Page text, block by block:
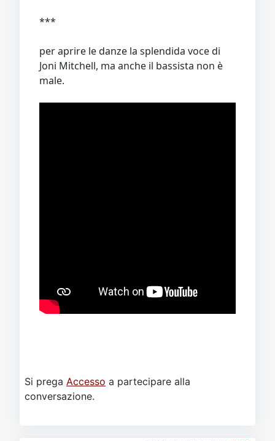
***
per aprire le danze la splendida voce di
Joni Mitchell, ma anche il bassista non è
male.
Si prega Accesso a partecipare alla
conversazione.